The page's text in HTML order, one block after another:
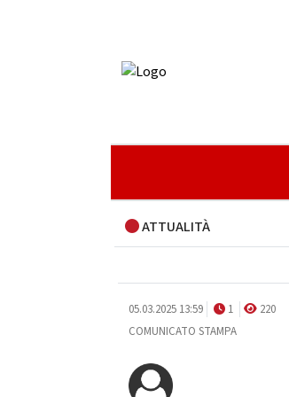
ATTUALITÀ
05.03.2025 13:59 1
220
COMUNICATO STAMPA